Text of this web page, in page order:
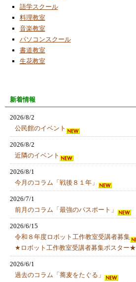
語学スクール
料理教室
音楽教室
パソコンスクール
書道教室
生花教室
新着情報
2026/8/2
公民館のイベント
2026/8/2
近隣のイベント
2026/8/1
今月のコラム「戦後８１年」
2026/7/1
前月のコラム「最強のパスポート」
2026/6/15
令和８年度ロボット工作教室受講者募集
★ロボット工作教室受講者募集ポスター★
2026/6/1
過去のコラム「蕎麦をたぐる」